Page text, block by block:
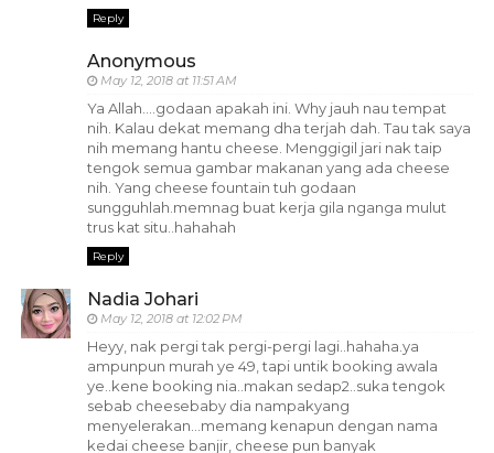
Reply
Anonymous
May 12, 2018 at 11:51 AM
Ya Allah....godaan apakah ini. Why jauh nau tempat
nih. Kalau dekat memang dha terjah dah. Tau tak saya
nih memang hantu cheese. Menggigil jari nak taip
tengok semua gambar makanan yang ada cheese
nih. Yang cheese fountain tuh godaan
sungguhlah.memnag buat kerja gila nganga mulut
trus kat situ..hahahah
Reply
Nadia Johari
May 12, 2018 at 12:02 PM
Heyy, nak pergi tak pergi-pergi lagi..hahaha.ya
ampunpun murah ye 49, tapi untik booking awala
ye..kene booking nia..makan sedap2..suka tengok
sebab cheesebaby dia nampakyang
menyelerakan...memang kenapun dengan nama
kedai cheese banjir, cheese pun banyak